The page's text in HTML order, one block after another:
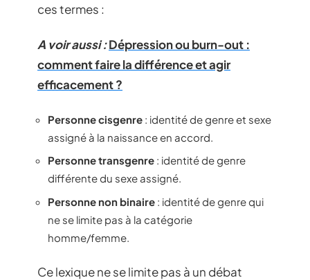
ces termes :
A voir aussi :Dépression ou burn-out :
comment faire la différence et agir
efficacement ?
Personne cisgenre : identité de genre et sexe
assigné à la naissance en accord.
Personne transgenre : identité de genre
différente du sexe assigné.
Personne non binaire : identité de genre qui
ne se limite pas à la catégorie
homme/femme.
Ce lexique ne se limite pas à un débat